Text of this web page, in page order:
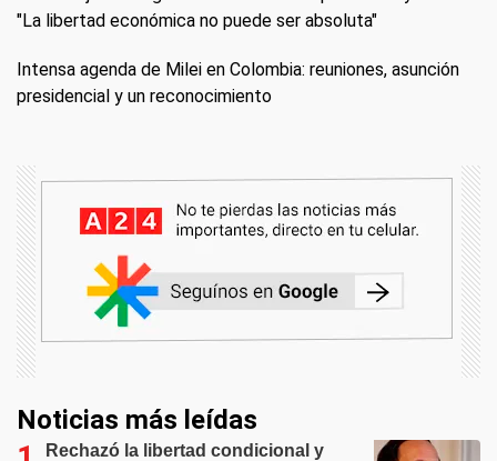
"La libertad económica no puede ser absoluta"
Intensa agenda de Milei en Colombia: reuniones, asunción
presidencial y un reconocimiento
Noticias más leídas
Rechazó la libertad condicional y